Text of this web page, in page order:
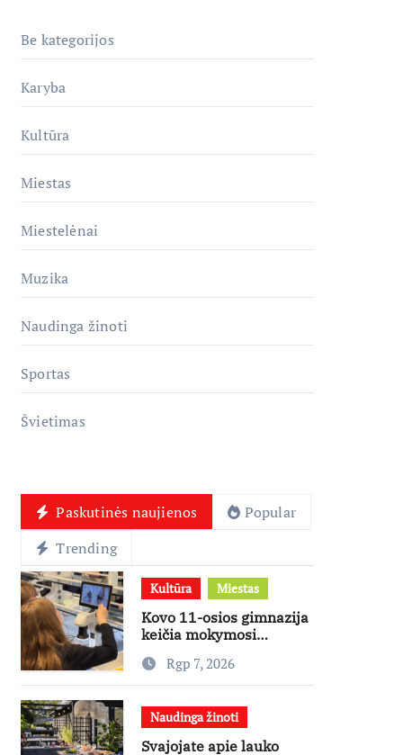
Be kategorijos
Karyba
Kultūra
Miestas
Miestelėnai
Muzika
Naudinga žinoti
Sportas
Švietimas
Paskutinės naujienos
Popular
Trending
Kultūra Miestas
Kovo 11-osios gimnazija
keičia mokymosi
kaupimo – prie jų
supratimo ir taikymo
Rgp 7, 2026
Naudinga žinoti
Svajojate apie lauko